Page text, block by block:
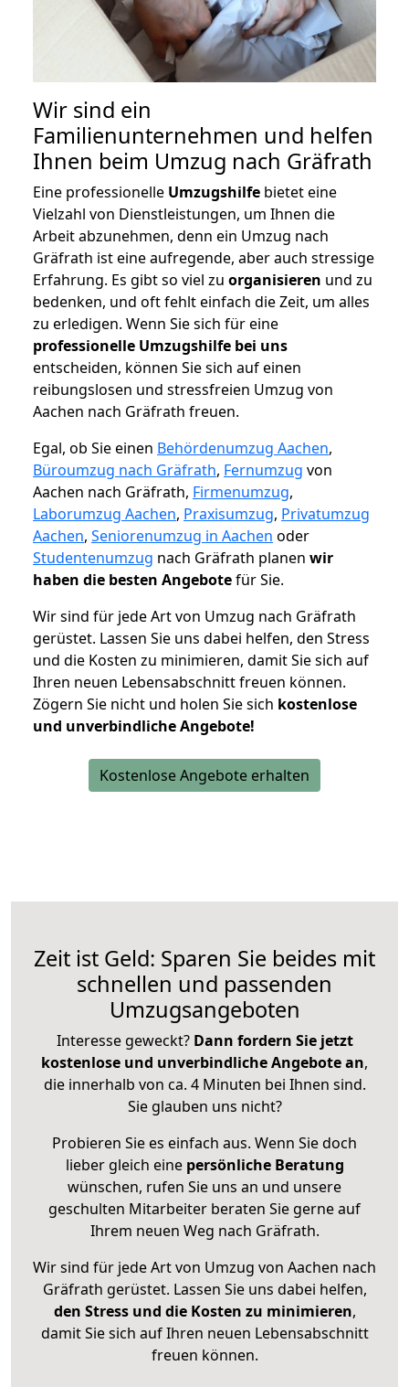
Wir sind ein
Familienunternehmen und helfen
Ihnen beim Umzug nach Gräfrath
Eine professionelle Umzugshilfe bietet eine
Vielzahl von Dienstleistungen, um Ihnen die
Arbeit abzunehmen, denn ein Umzug nach
Gräfrath ist eine aufregende, aber auch stressige
Erfahrung. Es gibt so viel zu organisieren und zu
bedenken, und oft fehlt einfach die Zeit, um alles
zu erledigen. Wenn Sie sich für eine
professionelle Umzugshilfe bei uns
entscheiden, können Sie sich auf einen
reibungslosen und stressfreien Umzug von
Aachen nach Gräfrath freuen.
Egal, ob Sie einen Behördenumzug Aachen,
Büroumzug nach Gräfrath, Fernumzug von
Aachen nach Gräfrath, Firmenumzug,
Laborumzug Aachen, Praxisumzug, Privatumzug
Aachen, Seniorenumzug in Aachen oder
Studentenumzug nach Gräfrath planen wir
haben die besten Angebotefür Sie.
Wir sind für jede Art von Umzug nach Gräfrath
gerüstet. Lassen Sie uns dabei helfen, den Stress
und die Kosten zu minimieren, damit Sie sich auf
Ihren neuen Lebensabschnitt freuen können.
Zögern Sie nicht und holen Sie sich kostenlose
und unverbindliche Angebote!
Kostenlose Angebote erhalten
Zeit ist Geld: Sparen Sie beides mit
schnellen und passenden
Umzugsangeboten
Interesse geweckt? Dann fordern Sie jetzt
kostenlose und unverbindliche Angebote an,
die innerhalb von ca. 4 Minuten bei Ihnen sind.
Sie glauben uns nicht?
Probieren Sie es einfach aus. Wenn Sie doch
lieber gleich eine persönliche Beratung
wünschen, rufen Sie uns an und unsere
geschulten Mitarbeiter beraten Sie gerne auf
Ihrem neuen Weg nach Gräfrath.
Wir sind für jede Art von Umzug von Aachen nach
Gräfrath gerüstet. Lassen Sie uns dabei helfen,
den Stress und die Kosten zu minimieren,
damit Sie sich auf Ihren neuen Lebensabschnitt
freuen können.